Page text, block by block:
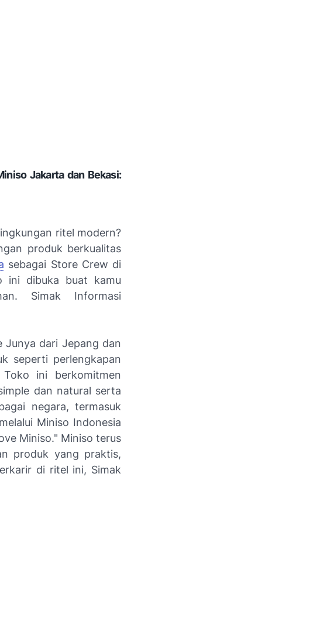
Jakarta dan Bekasi:
ritel modern?
produk berkualitas
sebagai Store Crew di
ini dibuka buat kamu
Simak Informasi
Junya dari Jepang dan
seperti perlengkapan
ini berkomitmen
dan natural serta
negara, termasuk
Miniso Indonesia
Miniso." Miniso terus
produk yang praktis,
di ritel ini, Simak